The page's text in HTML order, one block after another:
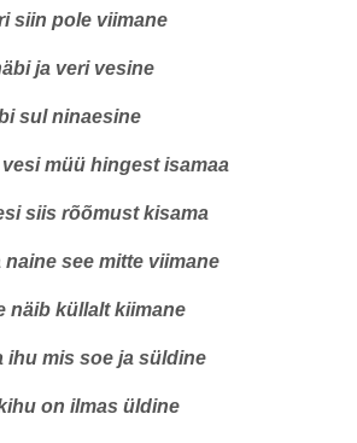
siin pole viimane
ja veri vesine
sul ninaesine
müü hingest isamaa
siis rõõmust kisama
see mitte viimane
näib küllalt kiimane
ihu mis soe ja süldine
on ilmas üldine